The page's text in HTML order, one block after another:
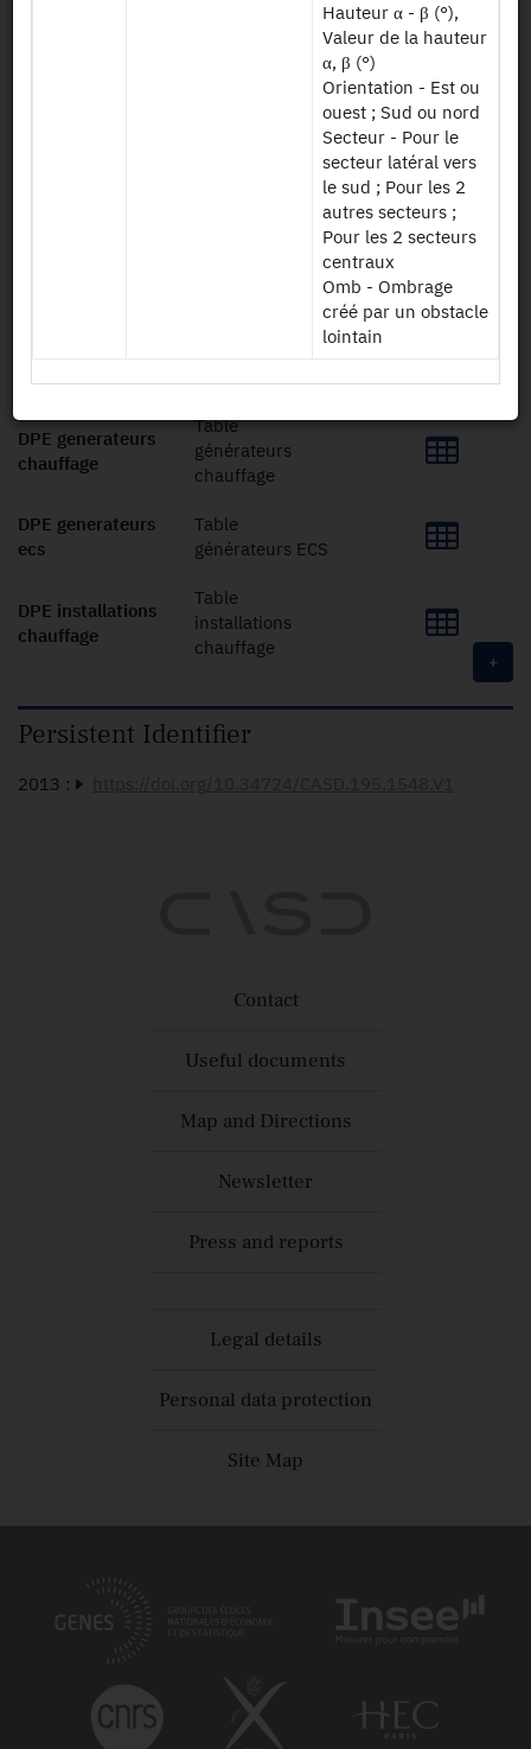
DPE generateurs
chauffage
Table
générateurs
chauffage
DPE generateurs
ecs
Table
générateurs ECS
DPE installations
chauffage
Table
installations
chauffage
+
Hauteur α - β (°),
Valeur de la hauteur
α, β (°)
Orientation - Est ou
ouest ; Sud ou nord
Secteur - Pour le
secteur latéral vers
le sud ; Pour les 2
autres secteurs ;
Pour les 2 secteurs
centraux
Omb - Ombrage
créé par un obstacle
lointain
Persistent Identifier
2013 :
Contact
Useful documents
Map and Directions
Newsletter
Press and reports
Legal details
Personal data protection
Site Map